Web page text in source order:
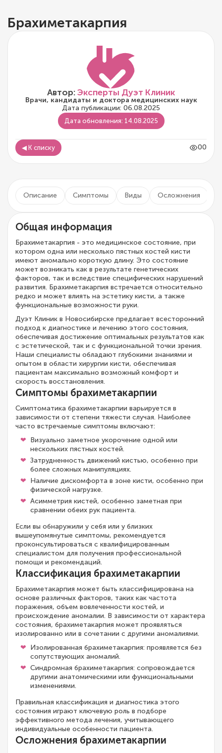
Брахиметакарпия
Автор:Эксперты Дуэт Клиник
Врачи, кандидаты и доктора медицинских наук
Дата публикации: 06.08.2025
Дата обновления: 14.08.2025
◀ К списку 00
Описание Симптомы Виды Осложнения
Общая информация
Брахиметакарпия - это медицинское состояние, при
котором одна или несколько пястных костей кисти
имеют аномально короткую длину. Это состояние
может возникать как в результате генетических
факторов, так и вследствие специфических нарушений
развития. Брахиметакарпия встречается относительно
редко и может влиять на эстетику кисти, а также
функциональные возможности руки.
Дуэт Клиник в Новосибирске предлагает всесторонний
подход к диагностике и лечению этого состояния,
обеспечивая достижение оптимальных результатов как
с эстетической, так и с функциональной точки зрения.
Наши специалисты обладают глубокими знаниями и
опытом в области хирургии кисти, обеспечивая
пациентам максимально возможный комфорт и
скорость восстановления.
Симптомы брахиметакарпии
Симптоматика брахиметакарпии варьируется в
зависимости от степени тяжести случая. Наиболее
часто встречаемые симптомы включают:
Визуально заметное укорочение одной или
нескольких пястных костей.
Затрудненность движений кистью, особенно при
более сложных манипуляциях.
Наличие дискомфорта в зоне кисти, особенно при
физической нагрузке.
Асимметрия кистей, особенно заметная при
сравнении обеих рук пациента.
Если вы обнаружили у себя или у близких
вышеупомянутые симптомы, рекомендуется
проконсультироваться с квалифицированным
специалистом для получения профессиональной
помощи и рекомендаций.
Классификация брахиметакарпии
Брахиметакарпия может быть классифицирована на
основе различных факторов, таких как частота
поражения, объем вовлеченности костей, и
происхождение аномалии. В зависимости от характера
состояния, брахиметакарпия может проявляться
изолированно или в сочетании с другими аномалиями.
Изолированная брахиметакарпия: проявляется без
сопутствующих аномалий.
Синдромная брахиметакарпия: сопровождается
другими анатомическими или функциональными
изменениями.
Правильная классификация и диагностика этого
состояния играют ключевую роль в подборе
эффективного метода лечения, учитывающего
индивидуальные особенности пациента.
Осложнения брахиметакарпии